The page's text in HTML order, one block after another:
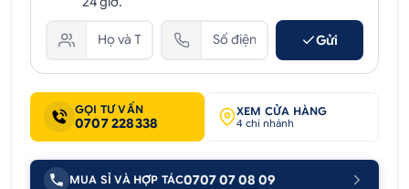
Gửi
GỌI TƯ VẤN
0707 228338
XEM CỬA HÀNG
4 chi nhánh
MUA SỈ VÀ HỢP TÁC0707 07 08 09